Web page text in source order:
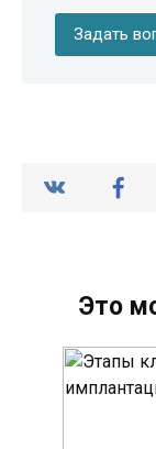
Задать
Это